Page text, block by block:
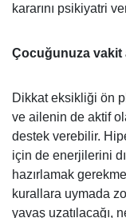
kararını psikiyatri
Çocuğunuza vakit
Dikkat eksikliği ön
ve ailenin de aktif
destek verebilir.
için de enerjilerini
hazırlamak
kurallara uymada
yavaş uzatılacağı,